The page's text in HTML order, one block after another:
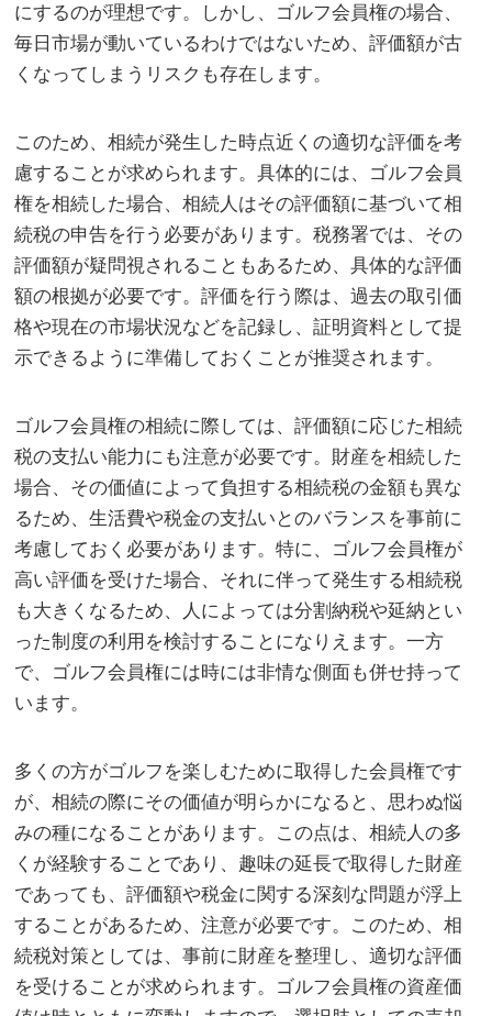
にするのが理想です。しかし、ゴルフ会員権の場合、
毎日市場が動いているわけではないため、評価額が古
くなってしまうリスクも存在します。
このため、相続が発生した時点近くの適切な評価を考
慮することが求められます。具体的には、ゴルフ会員
権を相続した場合、相続人はその評価額に基づいて相
続税の申告を行う必要があります。税務署では、その
評価額が疑問視されることもあるため、具体的な評価
額の根拠が必要です。評価を行う際は、過去の取引価
格や現在の市場状況などを記録し、証明資料として提
示できるように準備しておくことが推奨されます。
ゴルフ会員権の相続に際しては、評価額に応じた相続
税の支払い能力にも注意が必要です。財産を相続した
場合、その価値によって負担する相続税の金額も異な
るため、生活費や税金の支払いとのバランスを事前に
考慮しておく必要があります。特に、ゴルフ会員権が
高い評価を受けた場合、それに伴って発生する相続税
も大きくなるため、人によっては分割納税や延納とい
った制度の利用を検討することになりえます。一方
で、ゴルフ会員権には時には非情な側面も併せ持って
います。
多くの方がゴルフを楽しむために取得した会員権です
が、相続の際にその価値が明らかになると、思わぬ悩
みの種になることがあります。この点は、相続人の多
くが経験することであり、趣味の延長で取得した財産
であっても、評価額や税金に関する深刻な問題が浮上
することがあるため、注意が必要です。このため、相
続税対策としては、事前に財産を整理し、適切な評価
を受けることが求められます。ゴルフ会員権の資産価